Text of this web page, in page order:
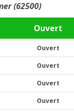
(62500)
Ouvert
Ouvert
Ouvert
Ouvert
Ouvert